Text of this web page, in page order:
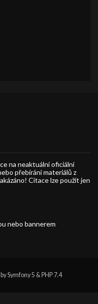
na neaktuální oficiální
přebírání materiálů z
Citace lze použít jen
nebo bannerem
Symfony 5 & PHP 7.4